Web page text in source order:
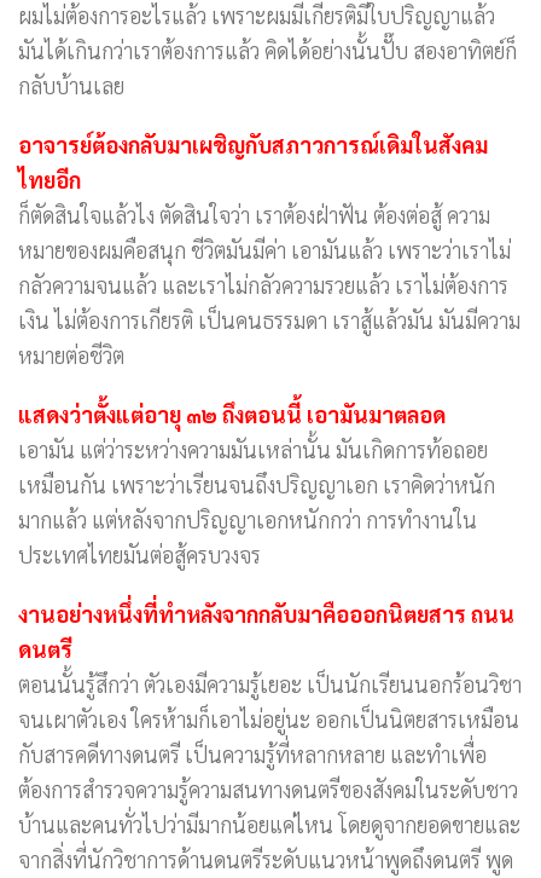
ผมไม่ต้องการอะไรแล้ว เพราะผมมีเกียรติมีใบปริญญาแล้ว
มันได้เกินกว่าเราต้องการแล้ว คิดได้อย่างนั้นปั๊บ สองอาทิตย์ก็
กลับบ้านเลย
อาจารย์ต้องกลับมาเผชิญกับสภาวการณ์เดิมในสังคม
ไทยอีก
ก็ตัดสินใจแล้วไง ตัดสินใจว่า เราต้องฝ่าฟัน ต้องต่อสู้ ความ
หมายของผมคือสนุก ชีวิตมันมีค่า เอามันแล้ว เพราะว่าเราไม่
กลัวความจนแล้ว และเราไม่กลัวความรวยแล้ว เราไม่ต้องการ
เงิน ไม่ต้องการเกียรติ เป็นคนธรรมดา เราสู้แล้วมัน มันมีความ
หมายต่อชีวิต
แสดงว่าตั้งแต่อายุ ๓๒ ถึงตอนนี้ เอามันมาตลอด
เอามัน แต่ว่าระหว่างความมันเหล่านั้น มันเกิดการท้อถอย
เหมือนกัน เพราะว่าเรียนจนถึงปริญญาเอก เราคิดว่าหนัก
มากแล้ว แต่หลังจากปริญญาเอกหนักกว่า การทำงานใน
ประเทศไทยมันต่อสู้ครบวงจร
งานอย่างหนึ่งที่ทำหลังจากกลับมาคือออกนิตยสาร ถนน
ดนตรี
ตอนนั้นรู้สึกว่า ตัวเองมีความรู้เยอะ เป็นนักเรียนนอกร้อนวิชา
จนเผาตัวเอง ใครห้ามก็เอาไม่อยู่นะ ออกเป็นนิตยสารเหมือน
กับสารคดีทางดนตรี เป็นความรู้ที่หลากหลาย และทำเพื่อ
ต้องการสำรวจความรู้ความสนทางดนตรีของสังคมในระดับชาว
บ้านและคนทั่วไปว่ามีมากน้อยแค่ไหน โดยดูจากยอดขายและ
จากสิ่งที่นักวิชาการด้านดนตรีระดับแนวหน้าพูดถึงดนตรี พูด